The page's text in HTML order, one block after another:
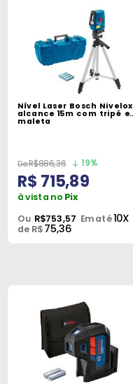
Nível Laser Bosch Nivelox
alcance 15m com tripé e
maleta
R$886,36 19%
R$ 715,89
à vista no Pix
Ou R$753,57 Em até10X
de R$75,36